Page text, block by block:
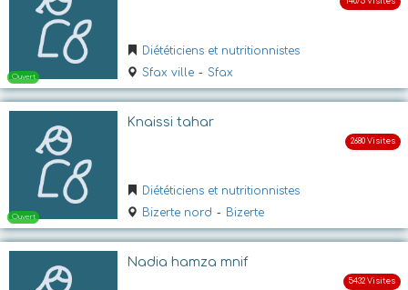
Ouvert
Diététiciens et nutritionnistes
Sfax ville - Sfax
Knaissi tahar
Diététiciens et nutritionnistes
Bizerte nord - Bizerte
Nadia hamza mnif